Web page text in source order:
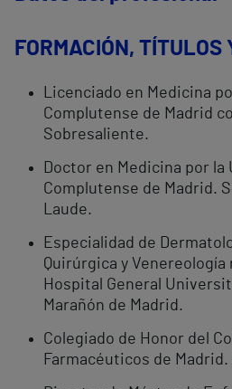
FORMACIÓN, TÍTULOS
Licenciado en Medicina
Complutense de Madrid
Sobresaliente.
Doctor en Medicina por la
Complutense de Madrid.
Laude.
Especialidad de
Quirúrgica y Venereología
Hospital General
Marañón de Madrid.
Colegiado de Honor del
Farmacéuticos de Madrid.